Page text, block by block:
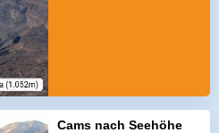
Cams nach Seehöhe